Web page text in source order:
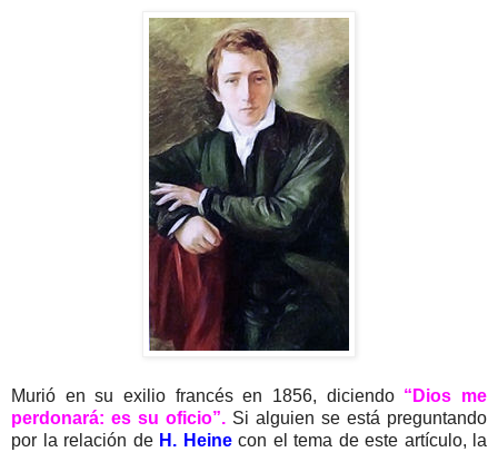
Murió en su exilio francés en 1856, diciendo “Dios me
perdonará: es su oficio”. Si alguien se está preguntando
por la relación de H. Heinecon el tema de este artículo, la